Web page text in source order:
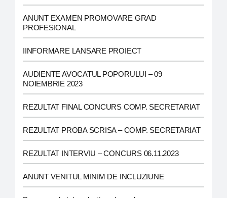
ANUNT EXAMEN PROMOVARE GRAD
PROFESIONAL
IINFORMARE LANSARE PROIECT
AUDIENTE AVOCATUL POPORULUI – 09
NOIEMBRIE 2023
REZULTAT FINAL CONCURS COMP. SECRETARIAT
REZULTAT PROBA SCRISA – COMP. SECRETARIAT
REZULTAT INTERVIU – CONCURS 06.11.2023
ANUNT VENITUL MINIM DE INCLUZIUNE